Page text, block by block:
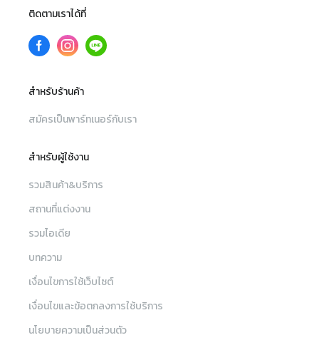
ติดตามเราได้ที่
สำหรับร้านค้า
สมัครเป็นพาร์ทเนอร์กับเรา
สำหรับผู้ใช้งาน
รวมสินค้า&บริการ
สถานที่แต่งงาน
รวมไอเดีย
บทความ
เงื่อนไขการใช้เว็บไซต์
เงื่อนไขและข้อตกลงการใช้บริการ
นโยบายความเป็นส่วนตัว